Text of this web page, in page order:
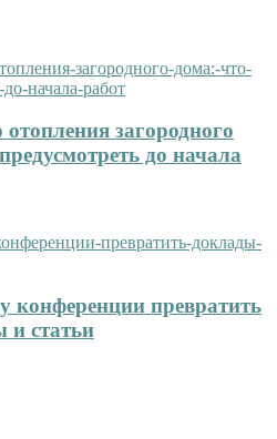
загородного
до начала
конференции превратить
и статьи